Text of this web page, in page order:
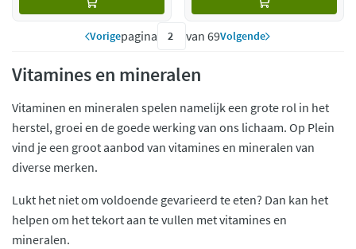
Vorigepagina van 69Volgende
Vitamines en mineralen
Vitaminen en mineralen spelen namelijk een grote rol in het
herstel, groei en de goede werking van ons lichaam. Op Plein
vind je een groot aanbod van vitamines en mineralen van
diverse merken.
Lukt het niet om voldoende gevarieerd te eten? Dan kan het
helpen om het tekort aan te vullen met vitamines en
mineralen.